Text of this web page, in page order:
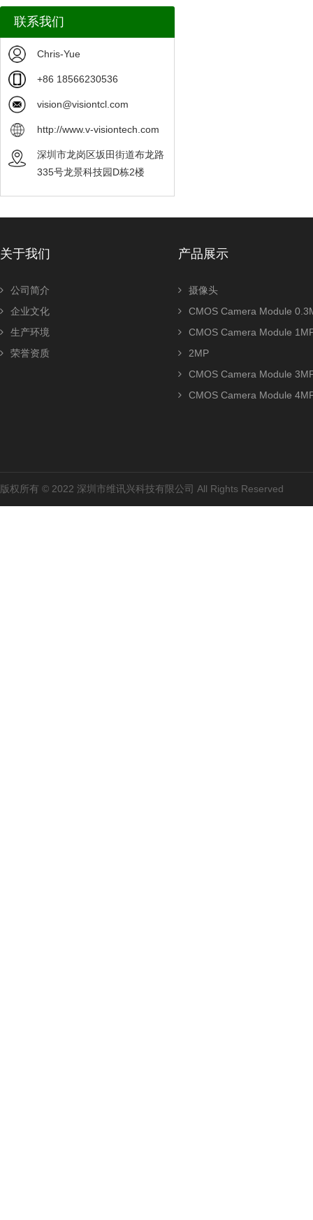
联系我们
Chris-Yue
+86 18566230536
vision@visiontcl.com
http://www.v-visiontech.com
深圳市龙岗区坂田街道布龙路
335号龙景科技园D栋2楼
关于我们
公司简介
企业文化
生产环境
荣誉资质
产品展示
摄像头
CMOS Camera Module
CMOS Camera Module
2MP
CMOS Camera Module
CMOS Camera Module
版权所有 © 2022 深圳市维讯兴科技有限公司 All Rights Reserved